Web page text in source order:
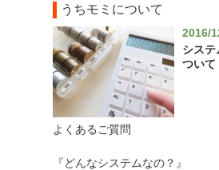
うちモミについて
2016/
システ
ついて
よくあるご質問
『どんなシステムなの？』